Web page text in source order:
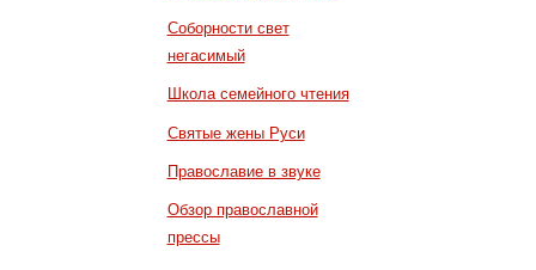
Соборности свет
негасимый
Школа семейного чтения
Святые жены Руси
Православие в звуке
Обзор православной
прессы